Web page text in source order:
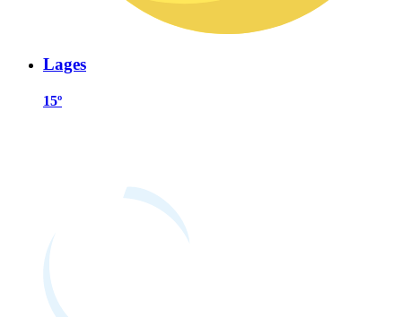
Lages
15º